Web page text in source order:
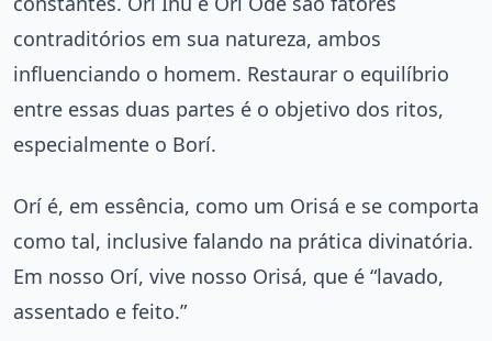
contraditórios em sua natureza, ambos
influenciando o homem. Restaurar o equilíbrio
entre essas duas partes é o objetivo dos ritos,
especialmente o Borí.
Orí é, em essência, como um Orisá e se comporta
como tal, inclusive falando na prática divinatória.
Em nosso Orí, vive nosso Orisá, que é “lavado,
assentado e feito.”